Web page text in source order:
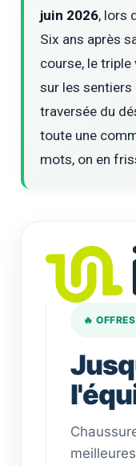
juin 2026, lors
Six ans après
course, le triple
sur les sentiers
traversée du
toute une
mots, on en
🔥